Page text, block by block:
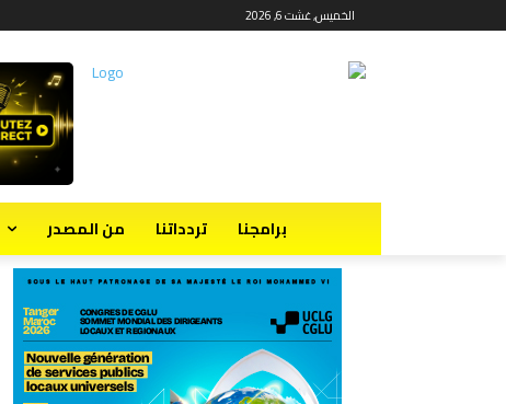
الخميس, غشت 6, 2026
برامجنا تردداتنا من المصدر